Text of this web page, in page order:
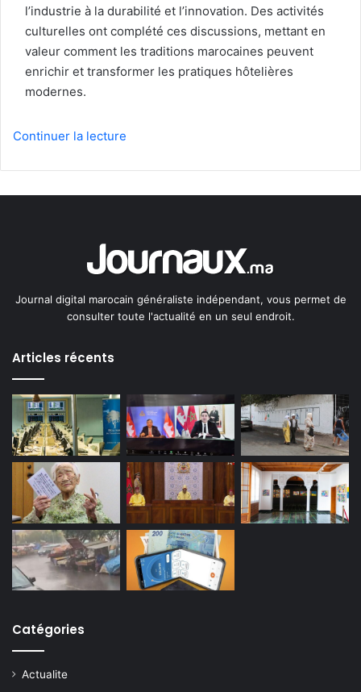
l’industrie à la durabilité et l’innovation. Des activités
culturelles ont complété ces discussions, mettant en
valeur comment les traditions marocaines peuvent
enrichir et transformer les pratiques hôtelières
modernes.
Continuer la lecture
Journal digital marocain généraliste indépendant, vous permet de
consulter toute l'actualité en un seul endroit.
Articles récents
Catégories
Actualite